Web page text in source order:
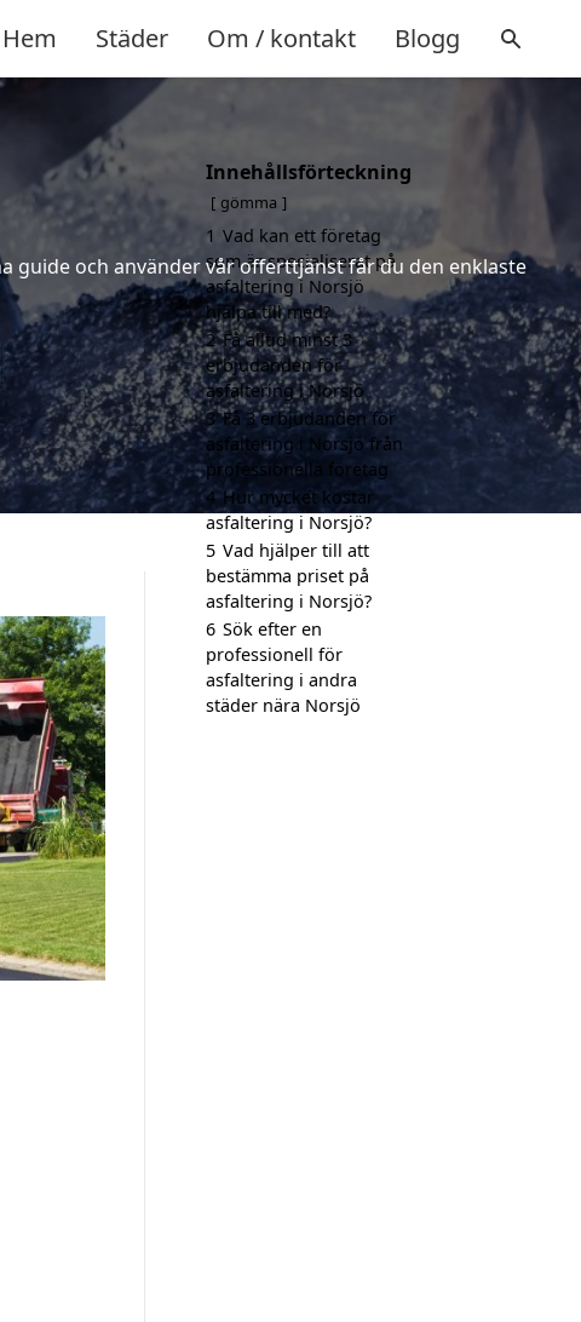
Hem Städer Om / kontakt Blogg
guide och använder vår offerttjänst får du den enklaste
Innehållsförteckning
gömma
1 Vad kan ett företag
som är specialiserat på
asfaltering i Norsjö
hjälpa till med?
2 Få alltid minst 3
erbjudanden för
asfaltering i Norsjö
3 Få 3 erbjudanden för
asfaltering i Norsjö från
professionella företag
4 Hur mycket kostar
asfaltering i Norsjö?
5 Vad hjälper till att
bestämma priset på
asfaltering i Norsjö?
6 Sök efter en
professionell för
asfaltering i andra
städer nära Norsjö